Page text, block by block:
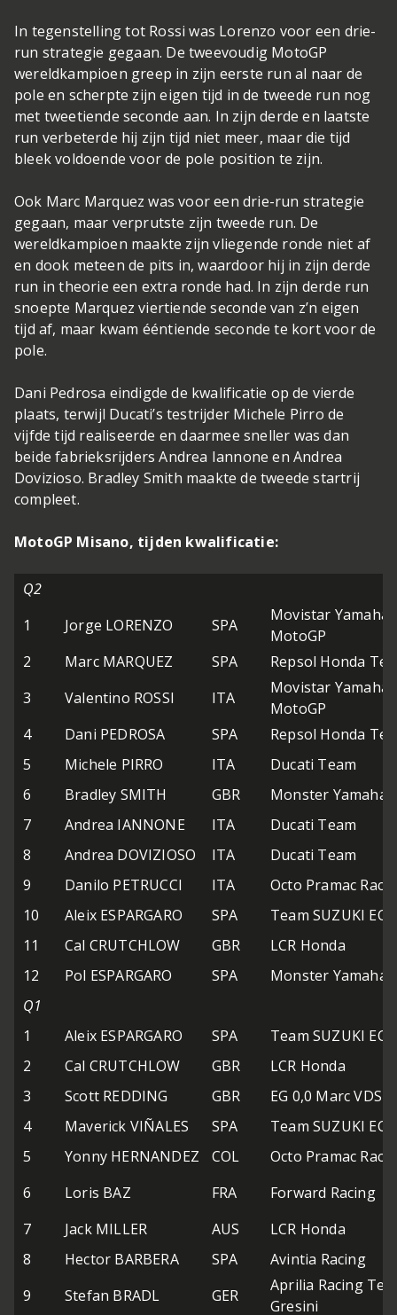
In tegenstelling tot Rossi was Lorenzo voor een drie-
run strategie gegaan. De tweevoudig MotoGP
wereldkampioen greep in zijn eerste run al naar de
pole en scherpte zijn eigen tijd in de tweede run nog
met tweetiende seconde aan. In zijn derde en laatste
run verbeterde hij zijn tijd niet meer, maar die tijd
bleek voldoende voor de pole position te zijn.
Ook Marc Marquez was voor een drie-run strategie
gegaan, maar verprutste zijn tweede run. De
wereldkampioen maakte zijn vliegende ronde niet af
en dook meteen de pits in, waardoor hij in zijn derde
run in theorie een extra ronde had. In zijn derde run
snoepte Marquez viertiende seconde van z’n eigen
tijd af, maar kwam ééntiende seconde te kort voor de
pole.
Dani Pedrosa eindigde de kwalificatie op de vierde
plaats, terwijl Ducati’s testrijder Michele Pirro de
vijfde tijd realiseerde en daarmee sneller was dan
beide fabrieksrijders Andrea Iannone en Andrea
Dovizioso. Bradley Smith maakte de tweede startrij
compleet.
MotoGP Misano, tijden kwalificatie:
Q2
1
Jorge LORENZO SPA
Movistar Yamaha
MotoGP
2
Marc MARQUEZ SPA
Repsol Honda
3
Valentino ROSSI ITA
Movistar Yamaha
MotoGP
4
Dani PEDROSA SPA
Repsol Honda
5
Michele PIRRO ITA
Ducati Team
6
Bradley SMITH GBR
Monster Yamaha
7
Andrea IANNONE ITA
Ducati Team
8
Andrea DOVIZIOSO ITA
Ducati Team
9
Danilo PETRUCCI ITA
Octo Pramac
10
Aleix ESPARGARO SPA
Team SUZUKI
11
Cal CRUTCHLOW GBR
LCR Honda
12
Pol ESPARGARO SPA
Monster Yamaha
Q1
1
Aleix ESPARGARO SPA
Team SUZUKI
2
Cal CRUTCHLOW GBR
LCR Honda
3
Scott REDDING GBR
EG 0,0 Marc VDS
4
Maverick VIÑALES SPA
Team SUZUKI
5
Yonny HERNANDEZ COL
Octo Pramac
6
Loris BAZ FRA
Forward Racing
7
Jack MILLER AUS
LCR Honda
8
Hector BARBERA SPA
Avintia Racing
9
Stefan BRADL GER
Aprilia Racing
Gresini